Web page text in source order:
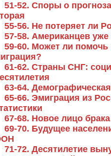
51-52. Споры о
55-56. Не потеряет ли
57-58. Американцев уже
59-60. Может ли
61-62. Страны СНГ:
63-64.
65-66. Эмиграция из
67-68. Новое лицо
69-70. Будущее
71-72. Десятилетие